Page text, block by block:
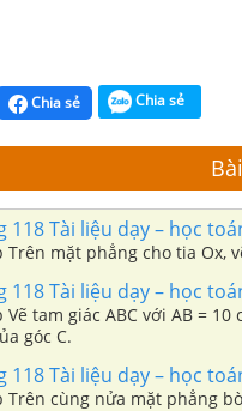
Chia sẻ Chia sẻ
118 Tài liệu dạy – học
Trên mặt phẳng cho tia Ox,
118 Tài liệu dạy – học
tam giác ABC với AB =
góc C.
118 Tài liệu dạy – học
Trên cùng nửa mặt phẳng